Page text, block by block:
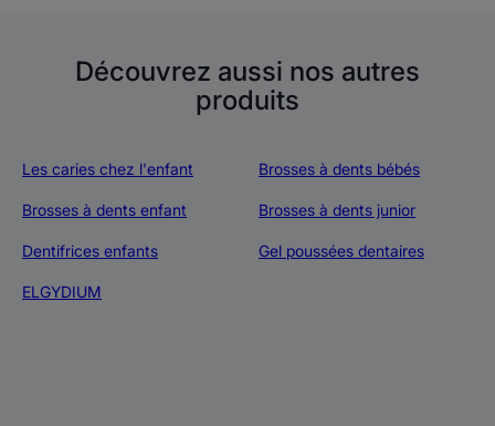
Découvrez aussi nos autres
produits
Les caries chez l'enfant Brosses à dents bébés
Brosses à dents enfant Brosses à dents junior
Dentifrices enfants Gel poussées dentaires
ELGYDIUM